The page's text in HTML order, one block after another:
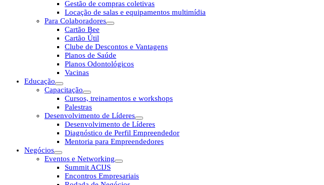
Gestão de compras coletivas
Locação de salas e equipamentos multimídia
Para Colaboradores
Cartão Bee
Cartão Útil
Clube de Descontos e Vantagens
Planos de Saúde
Planos Odontológicos
Vacinas
Educação
Capacitação
Cursos, treinamentos e workshops
Palestras
Desenvolvimento de Líderes
Desenvolvimento de Líderes
Diagnóstico de Perfil Empreendedor
Mentoria para Empreendedores
Negócios
Eventos e Networking
Summit ACIJS
Encontros Empresariais